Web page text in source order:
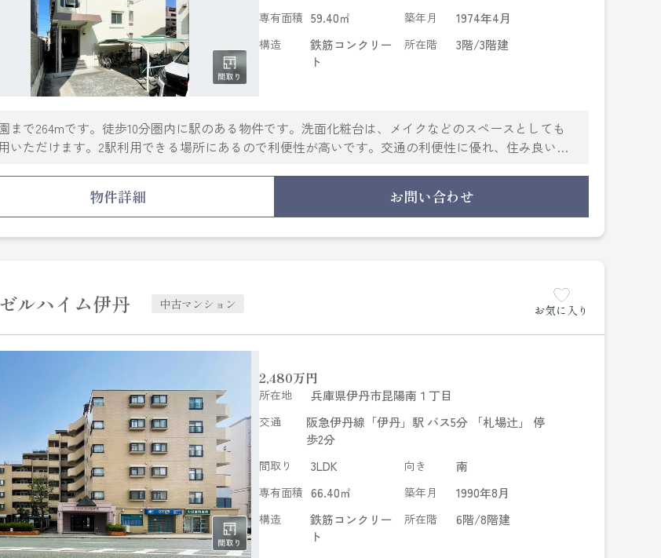
専有面積 59.40㎡ 築年月 1974年4月
構造
鉄筋コンクリー
ト
所在階 3階/3階建
まで264mです。徒歩10分圏内に駅のある物件です。洗面化粧台は、メイクなどのスペースとしても
いただけます。2駅利用できる場所にあるので利便性が高いです。交通の利便性に優れ、住み良い環
物件詳細 お問い合わせ
ルハイム伊丹 中古マンション お気に入り
2,480万円
所在地 兵庫県伊丹市昆陽南１丁目
交通
阪急伊丹線「伊丹」駅 バス5分 「札場辻」 停
歩2分
間取り 3LDK 向き 南
専有面積 66.40㎡ 築年月 1990年8月
構造
鉄筋コンクリー
ト
所在階 6階/8階建